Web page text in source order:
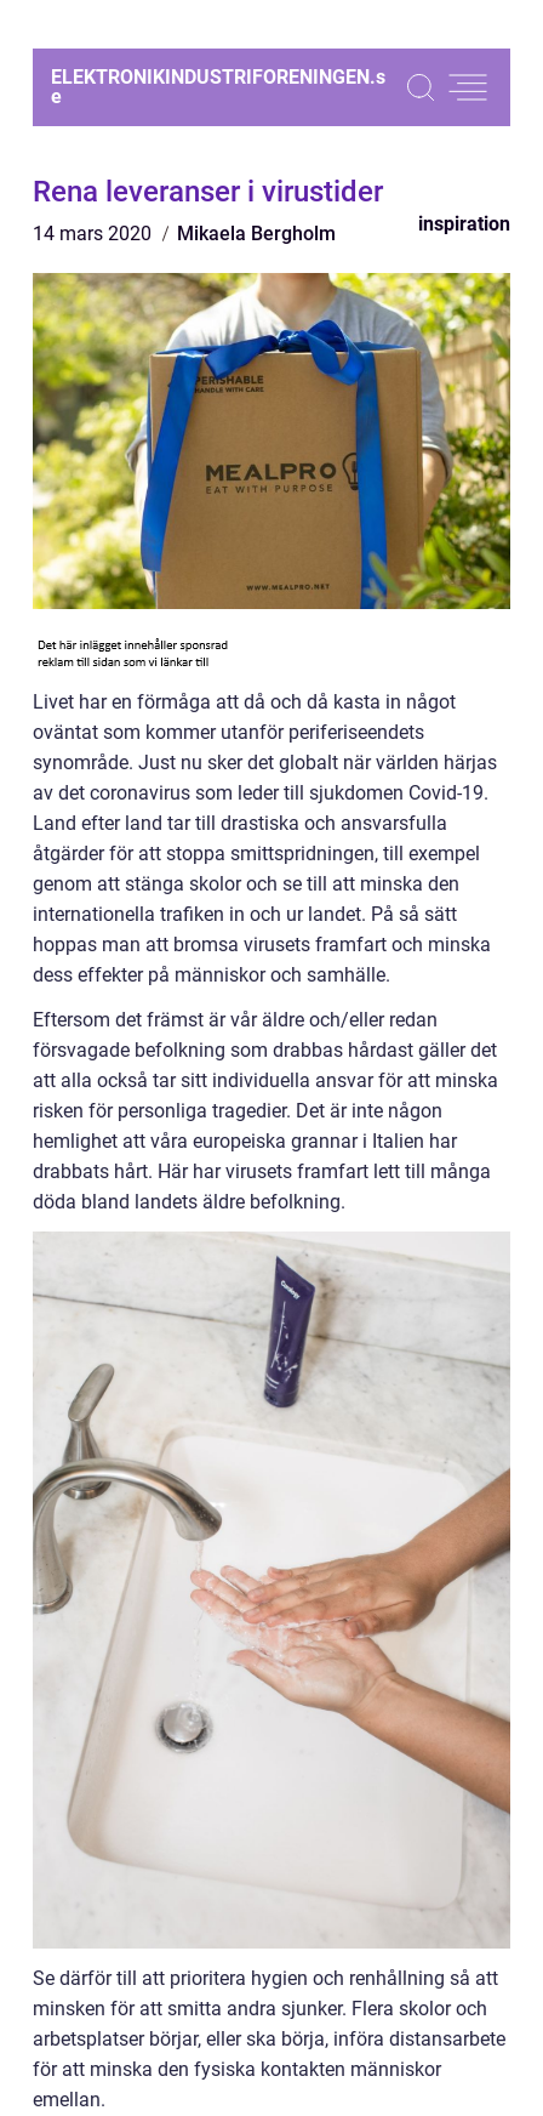
ELEKTRONIKINDUSTRIFORENINGEN.s
e
Rena leveranser i virustider
14 mars 2020 Mikaela Bergholm inspiration
Livet har en förmåga att då och då kasta in något
oväntat som kommer utanför periferiseendets
synområde. Just nu sker det globalt när världen härjas
av det coronavirus som leder till sjukdomen Covid-19.
Land efter land tar till drastiska och ansvarsfulla
åtgärder för att stoppa smittspridningen, till exempel
genom att stänga skolor och se till att minska den
internationella trafiken in och ur landet. På så sätt
hoppas man att bromsa virusets framfart och minska
dess effekter på människor och samhälle.
Eftersom det främst är vår äldre och/eller redan
försvagade befolkning som drabbas hårdast gäller det
att alla också tar sitt individuella ansvar för att minska
risken för personliga tragedier. Det är inte någon
hemlighet att våra europeiska grannar i Italien har
drabbats hårt. Här har virusets framfart lett till många
döda bland landets äldre befolkning.
Se därför till att prioritera hygien och renhållning så att
minsken för att smitta andra sjunker. Flera skolor och
arbetsplatser börjar, eller ska börja, införa distansarbete
för att minska den fysiska kontakten människor
emellan.